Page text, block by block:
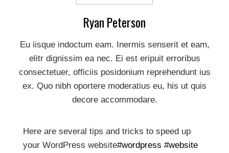
Ryan Peterson
Eu iisque indoctum eam. Inermis senserit et eam,
elitr dignissim ea nec. Ei est eripuit erroribus
consectetuer, officiis posidonium reprehendunt ius
ex. Quo nibh oportere moderatius eu, his ut quis
decore accommodare.
Here are several tips and tricks to speed up
your WordPress website#wordpress #website